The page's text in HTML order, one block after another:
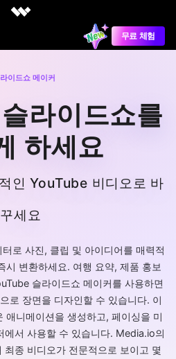
무료 체험
이드쇼 메이커
라이드쇼를
하세요
인 YouTube 비디오로 바
꾸세요
로 사진, 클립 및 아이디어를 매력적
시 변환하세요. 여행 요약, 제품 홍보
슬라이드쇼 메이커를 사용하면
로 장면을 디자인할 수 있습니다. 이
애니메이션을 생성하고, 페이싱을 미
에서 사용할 수 있습니다. Media.io의
종 비디오가 전문적으로 보이고 몇